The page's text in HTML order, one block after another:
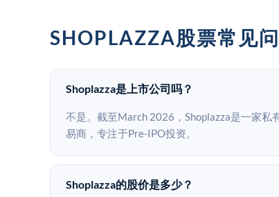
SHOPLAZZA股票常见
Shoplazza是上市公司吗？
不是。截至March 2026，Shoplazza是一家
易商，专注于Pre-IPO投资。
Shoplazza的股价是多少？